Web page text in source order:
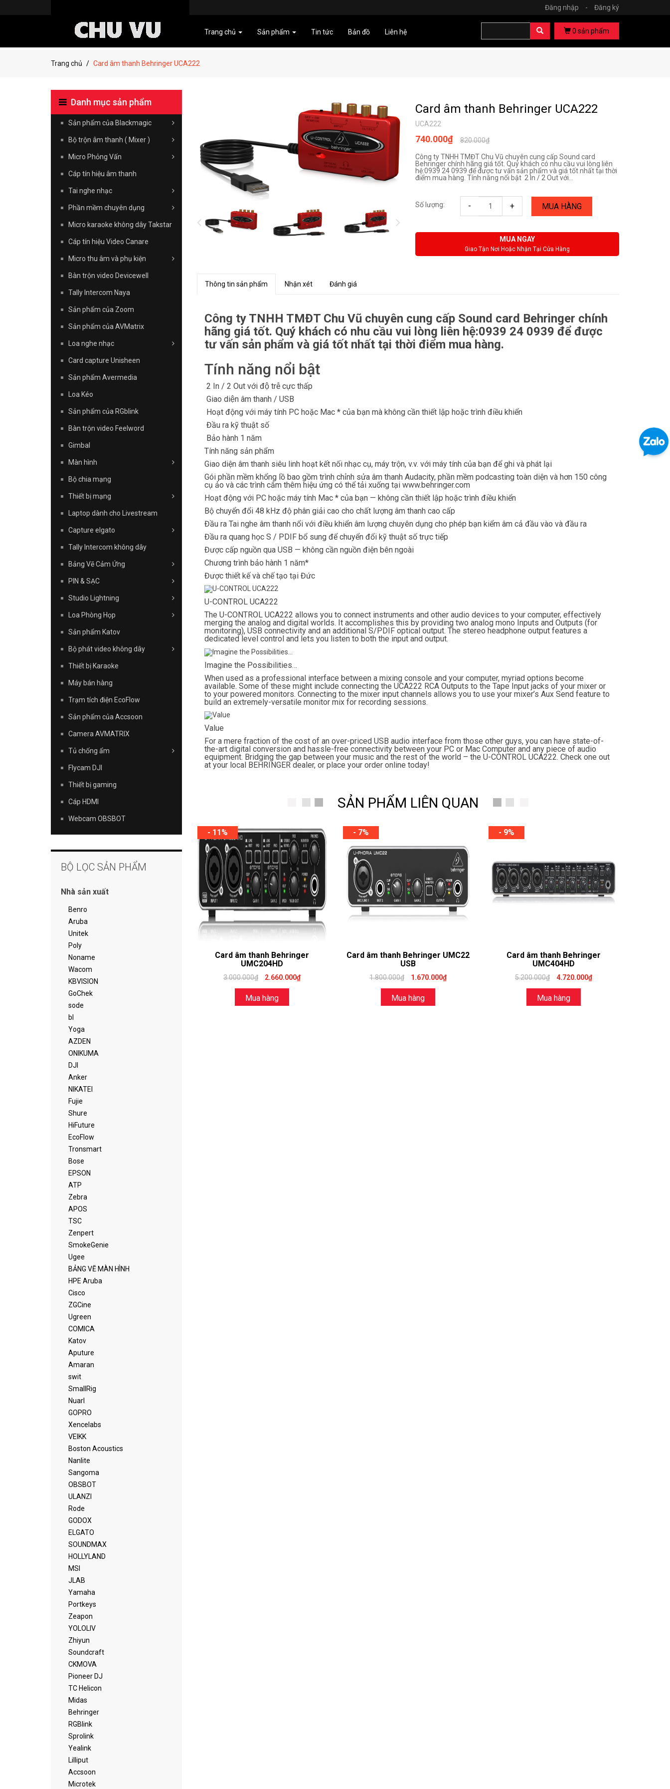
Đăng nhập - Đăng ký
Trang chủ Sản phẩm Tin tức Bản đồ Liên hệ 0 sản phẩm
Trang chủ Card âm thanh Behringer UCA222
Card âm thanh Behringer UCA222
UCA222
820.000₫
740.000₫
Công ty TNHH TMĐT Chu Vũ chuyên cung cấp Sound card
Behringer chính hãng giá tốt. Quý khách có nhu cầu vui lòng liên
hệ:0939 24 0939 để được tư vấn sản phẩm và giá tốt nhất tại thời
điểm mua hàng. Tính năng nổi bật 2 In / 2 Out với...
Số lượng: - + MUA HÀNG
MUA NGAY
Giao Tận Nơi Hoặc Nhận Tại Cửa Hàng
Thông tin sản phẩm Nhận xét Đánh giá
Công ty TNHH TMĐT Chu Vũ chuyên cung cấp Sound card Behringer chính
hãng giá tốt. Quý khách có nhu cầu vui lòng liên hệ:0939 24 0939 để được
tư vấn sản phẩm và giá tốt nhất tại thời điểm mua hàng.
Tính năng nổi bật
2 In / 2 Out với độ trễ cực thấp
Giao diện âm thanh / USB
Hoạt động với máy tính PC hoặc Mac * của bạn mà không cần thiết lập hoặc trình điều khiển
Đầu ra kỹ thuật số
Bảo hành 1 năm
Tính năng sản phẩm
Giao diện âm thanh siêu linh hoạt kết nối nhạc cụ, máy trộn, v.v. với máy tính của bạn để ghi và phát lại
Gói phần mềm khổng lồ bao gồm trình chỉnh sửa âm thanh Audacity, phần mềm podcasting toàn diện và hơn 150 công
cụ ảo và các trình cắm thêm hiệu ứng có thể tải xuống tại www.behringer.com
Hoạt động với PC hoặc máy tính Mac * của bạn — không cần thiết lập hoặc trình điều khiển
Bộ chuyển đổi 48 kHz độ phân giải cao cho chất lượng âm thanh cao cấp
Đầu ra Tai nghe âm thanh nổi với điều khiển âm lượng chuyên dụng cho phép bạn kiểm âm cả đầu vào và đầu ra
Đầu ra quang học S / PDIF bổ sung để chuyển đổi kỹ thuật số trực tiếp
Được cấp nguồn qua USB — không cần nguồn điện bên ngoài
Chương trình bảo hành 1 năm*
Được thiết kế và chế tạo tại Đức
U-CONTROL UCA222
The U-CONTROL UCA222 allows you to connect instruments and other audio devices to your computer, effectively
merging the analog and digital worlds. It accomplishes this by providing two analog mono Inputs and Outputs (for
monitoring), USB connectivity and an additional S/PDIF optical output. The stereo headphone output features a
dedicated level control and lets you listen to both the input and output.
Imagine the Possibilities…
When used as a professional interface between a mixing console and your computer, myriad options become
available. Some of these might include connecting the UCA222 RCA Outputs to the Tape Input jacks of your mixer or
to your powered monitors. Connecting to the mixer input channels allows you to use your mixer’s Aux Send feature to
build an extremely-versatile monitor mix for recording sessions
Value
For a mere fraction of the cost of an over-priced USB audio interface from those other guys, you can have state-of-
the-art digital conversion and hassle-free connectivity between your PC or Mac Computer and any piece of audio
equipment. Bridging the gap between your music and the rest of the world – the U-CONTROL UCA222. Check one out
at your local BEHRINGER dealer, or place your order online today!
SẢN PHẨM LIÊN QUAN
- 11%
Card âm thanh Behringer
UMC204HD
3.000.000₫ 2.660.000₫
Mua hàng
- 7%
Card âm thanh Behringer UMC22
USB
1.800.000₫ 1.670.000₫
Mua hàng
- 9%
Card âm thanh Behringer
UMC404HD
5.200.000₫ 4.720.000₫
Mua hàng
Danh mục sản phẩm
Sản phẩm của Blackmagic
Bộ trộn âm thanh ( Mixer )
Micro Phỏng Vấn
Cáp tín hiệu âm thanh
Tai nghe nhạc
Phần mềm chuyên dụng
Micro karaoke không dây Takstar
Cáp tín hiệu Video Canare
Micro thu âm và phụ kiện
Bàn trộn video Devicewell
Tally Intercom Naya
Sản phẩm của Zoom
Sản phẩm của AVMatrix
Loa nghe nhạc
Card capture Unisheen
Sản phẩm Avermedia
Loa Kéo
Sản phẩm của RGblink
Bàn trộn video Feelword
Gimbal
Màn hình
Bộ chia mạng
Thiết bị mạng
Laptop dành cho Livestream
Capture elgato
Tally Intercom không dây
Bảng Vẽ Cảm Ứng
PIN & SẠC
Studio Lightning
Loa Phòng Họp
Sản phẩm Katov
Bộ phát video không dây
Thiết bị Karaoke
Máy bán hàng
Trạm tích điện EcoFlow
Sản phẩm của Accsoon
Camera AVMATRIX
Tủ chống ẩm
Flycam DJI
Thiết bị gaming
Cáp HDMI
Webcam OBSBOT
BỘ LỌC SẢN PHẨM
Nhà sản xuất
Benro
Aruba
Unitek
Poly
Noname
Wacom
KBVISION
GoChek
sode
bl
Yoga
AZDEN
ONIKUMA
DJI
Anker
NIKATEI
Fujie
Shure
HiFuture
EcoFlow
Tronsmart
Bose
EPSON
ATP
Zebra
APOS
TSC
Zenpert
SmokeGenie
Ugee
BẢNG VẼ MÀN HÌNH
HPE Aruba
Cisco
ZGCine
Ugreen
COMICA
Katov
Aputure
Amaran
swit
SmallRig
Nuarl
GOPRO
Xencelabs
VEIKK
Boston Acoustics
Nanlite
Sangoma
OBSBOT
ULANZI
Rode
GODOX
ELGATO
SOUNDMAX
HOLLYLAND
MSI
JLAB
Yamaha
Portkeys
Zeapon
YOLOLIV
Zhiyun
Soundcraft
CKMOVA
Pioneer DJ
TC Helicon
Midas
Behringer
RGBlink
Sprolink
Yealink
Lilliput
Accsoon
Microtek